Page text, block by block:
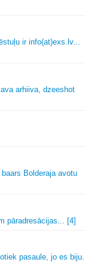
ir info(at)exs. lv...
arhiiva, dzeeshot
Bolderaja avotu
pāradresācijas... [4]
pasaule, jo es biju.